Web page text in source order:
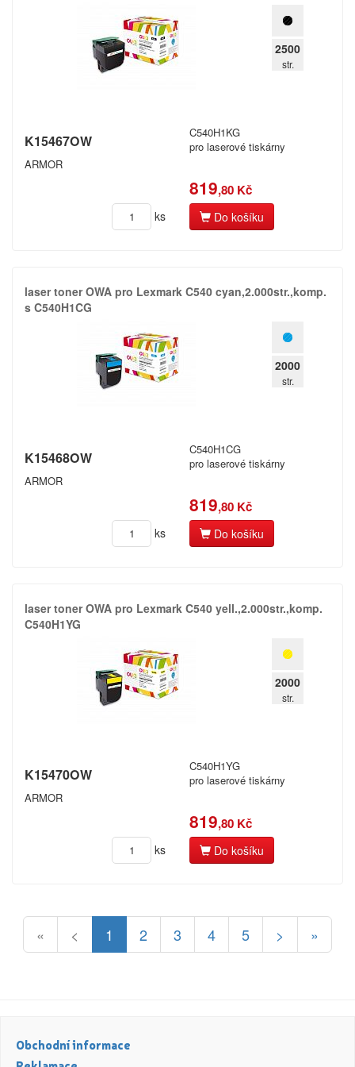
2500
str.
K15467OW
ARMOR
C540H1KG
pro laserové tiskárny
819,80 Kč
ks Do košíku
laser toner OWA pro Lexmark C540 cyan,​2.​000str.​,​komp.​
s C540H1CG
2000
str.
K15468OW
ARMOR
C540H1CG
pro laserové tiskárny
819,80 Kč
ks Do košíku
laser toner OWA pro Lexmark C540 yell.​,​2.​000str.​,​komp.​
C540H1YG
2000
str.
K15470OW
ARMOR
C540H1YG
pro laserové tiskárny
819,80 Kč
ks Do košíku
« < 1 2 3 4 5 > »
Obchodní informace